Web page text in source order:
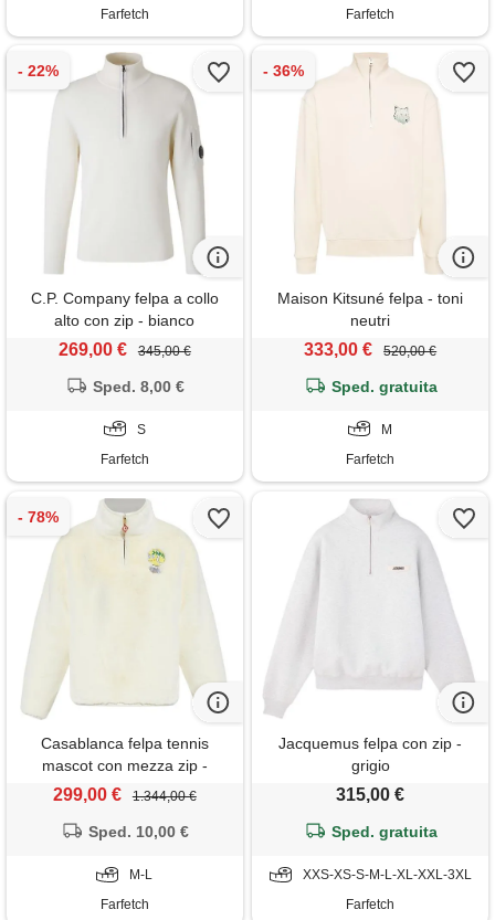
Farfetch Farfetch
C.P. Company felpa a collo
alto con zip - bianco
269,00 € 345,00 €
Sped. 8,00 €
S
Farfetch
Maison Kitsuné felpa - toni
neutri
333,00 € 520,00 €
Sped. gratuita
M
Farfetch
Casablanca felpa tennis
mascot con mezza zip -
bianco
299,00 € 1.344,00 €
Sped. 10,00 €
M-L
Farfetch
Jacquemus felpa con zip -
grigio
315,00 €
Sped. gratuita
XXS-XS-S-M-L-XL-XXL-3XL
Farfetch